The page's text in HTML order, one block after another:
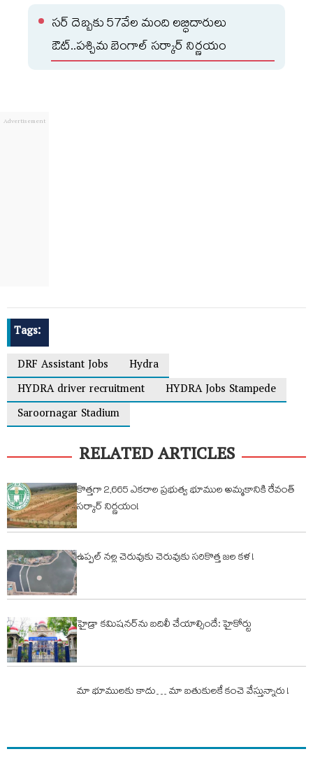
సర్ దెబ్బకు 57వేల మంది లబ్ధిదారులు
ఔట్..పశ్చిమ బెంగాల్ సర్కార్ నిర్ణయం
Tags:
DRF Assistant Jobs
Hydra
HYDRA driver recruitment
HYDRA Jobs Stampede
Saroornagar Stadium
RELATED ARTICLES
కొత్తగా 2,665 ఎకరాల ప్రభుత్వ భూముల అమ్మకానికి రేవంత్
సర్కార్ నిర్ణయం!
ఉప్పల్ నల్ల చెరువుకు చెరువుకు సరికొత్త జల కళ !
హైడ్రా కమిషనర్‌ను బదిలీ చేయాల్సిందే: హైకోర్టు
మా భూములకు కాదు… మా బతుకులకే కంచె వేస్తున్నారు !